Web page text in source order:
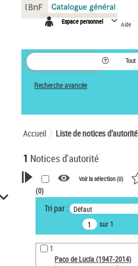
Espace personnel Aide
Tout
Recherche avancée
Accueil Liste de notices d’autorité
1 Notices d'autorité
VOTRE RECHERCHE
Recherche avancée dans les
notices d’autorité
Œuvres liées à l'auteur :
Paco de Lucía (1947-2014)
Voir la sélection (0)
(0)
Tri par : Défaut
sur 1
1
Paco de Lucía (1947-2014)
Panneau de gestion des cookies